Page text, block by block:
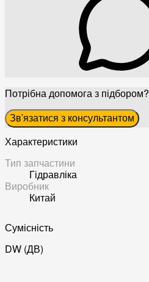
Потрібна допомога з підбором?
Зв'язатися з консультантом
Характеристики
Тип запчастини
Гідравліка
Виробник
Китай
Сумісність
DW (ДВ)